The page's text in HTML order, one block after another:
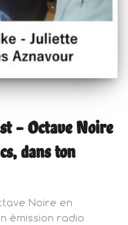
– Octave Noire
dans ton
Noire en
émission radio